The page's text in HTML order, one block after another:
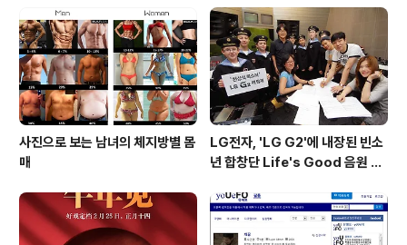
드 4.3로 업데이트 할 계획이라고 발표하였습니다.* LG,
삼성 및 HTC등 경쟁업체는 안드로이드 4.3 업데이트에
대한 내용을 아직 발표하지..
사진으로 보는 남녀의 체지방별 몸
매
LG전자, 'LG G2'에 내장된 빈소
년 합창단 Life's Good 음원 공